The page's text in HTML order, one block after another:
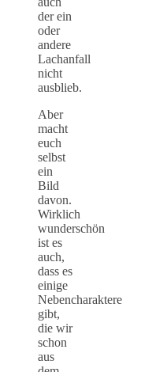
der ein
oder
andere
Lachanfall
nicht
ausblieb.
Aber
macht
euch
selbst
ein
Bild
davon.
Wirklich
wunderschön
ist es
auch,
dass es
einige
Nebencharaktere
gibt,
die wir
schon
aus